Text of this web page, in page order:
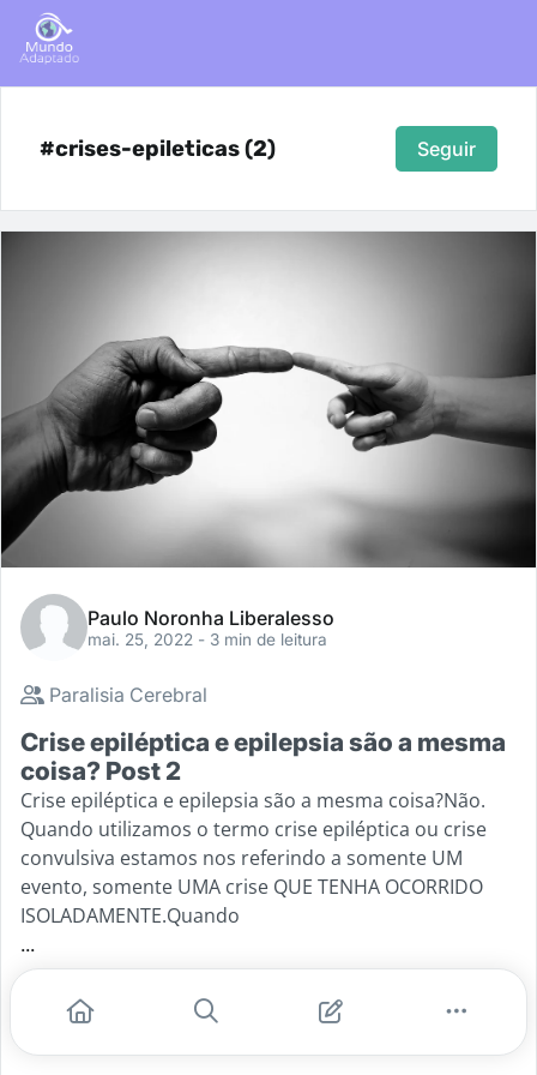
#crises-epileticas (2) Seguir
Paulo Noronha Liberalesso
mai. 25, 2022 - 3 min de leitura
Paralisia Cerebral
Crise epiléptica e epilepsia são a mesma
coisa? Post 2
Crise epiléptica e epilepsia são a mesma coisa?Não.
Quando utilizamos o termo crise epiléptica ou crise
convulsiva estamos nos referindo a somente UM
evento, somente UMA crise QUE TENHA OCORRIDO
ISOLADAMENTE.Quando
...
#paulo liberalesso
#crises epiléticas